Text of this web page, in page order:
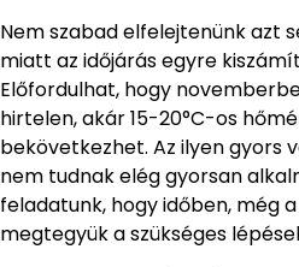
Nem szabad elfelejtenünk azt
miatt az időjárás egyre
Előfordulhat, hogy
hirtelen, akár 15-20°C-os
bekövetkezhet. Az ilyen gyors
nem tudnak elég gyorsan
feladatunk, hogy időben, még
megtegyük a szükséges